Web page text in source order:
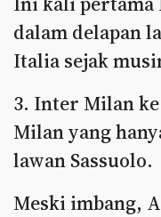
dalam delapan
Italia sejak
3. Inter Milan
Milan yang
lawan Sassuolo.
Meski imbang,